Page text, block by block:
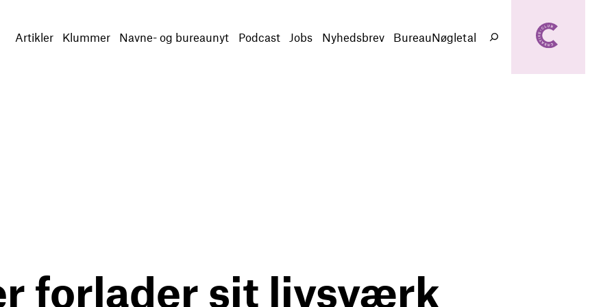
Artikler Klummer Navne- og bureaunyt Podcast Jobs Nyhedsbrev BureauNøgletal
Søg
forlader sit livsværk